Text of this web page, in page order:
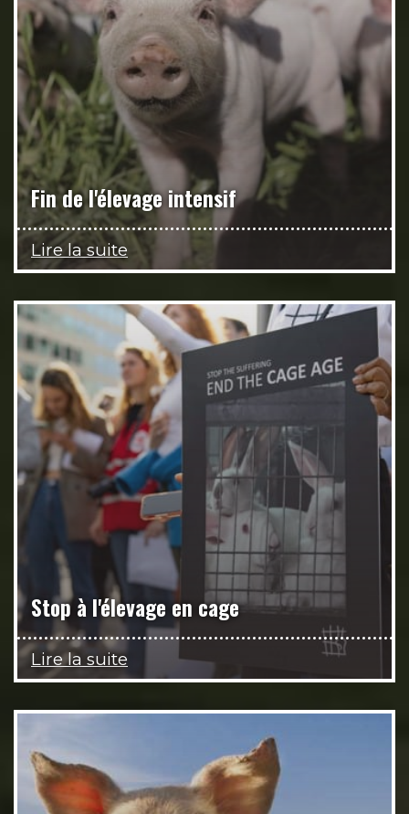
Fin de l'élevage intensif
Lire la suite
Stop à l'élevage en cage
Lire la suite